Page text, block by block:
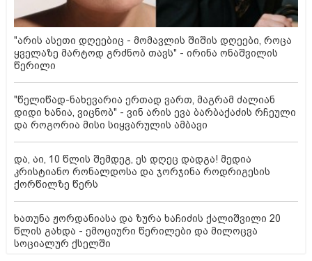
"არის ასეთი დღეებიც - მომავლის შიშის დღეები, როცა
ყველაზე მარტოდ გრძნობ თავს" - ირინა ონაშვილის
წერილი
"წელიწად-ნახევარია ერთად ვართ, მაგრამ ძალიან
დიდი ხანია, ვიცნობ" - ვინ არის ევა ბარბაქაძის რჩეული
და როგორია მისი სიყვარულის ამბავი
და, აი, 10 წლის შემდეგ, ეს დღეც დადგა! მედია
კრისტიანო რონალდოსა და ჯორჯინა როდრიგესის
ქორწილზე წერს
ხათუნა ჟორდანიასა და ზურა ხაჩიძის ქალიშვილი 20
წლის გახდა - ემოციური წერილები და მილოცვა
სოციალურ ქსელში